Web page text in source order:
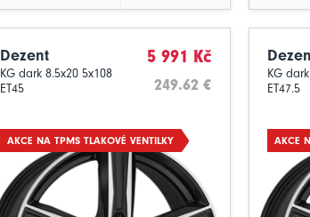
Dezent
KG dark 8.5x20 5x108
ET45
5 991 Kč
249.62 €
AKCE NA TPMS TLAKOVÉ VENTILKY
KG
ET47.5
AKCE